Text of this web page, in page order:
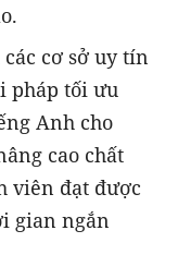
cơ sở uy tín
pháp tối ưu
Anh cho
cao chất
viên đạt được
gian ngắn